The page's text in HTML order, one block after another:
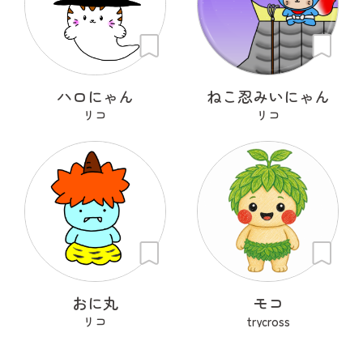
ハロにゃん
リコ
ねこ忍みいにゃん
リコ
おに丸
リコ
モコ
trycross